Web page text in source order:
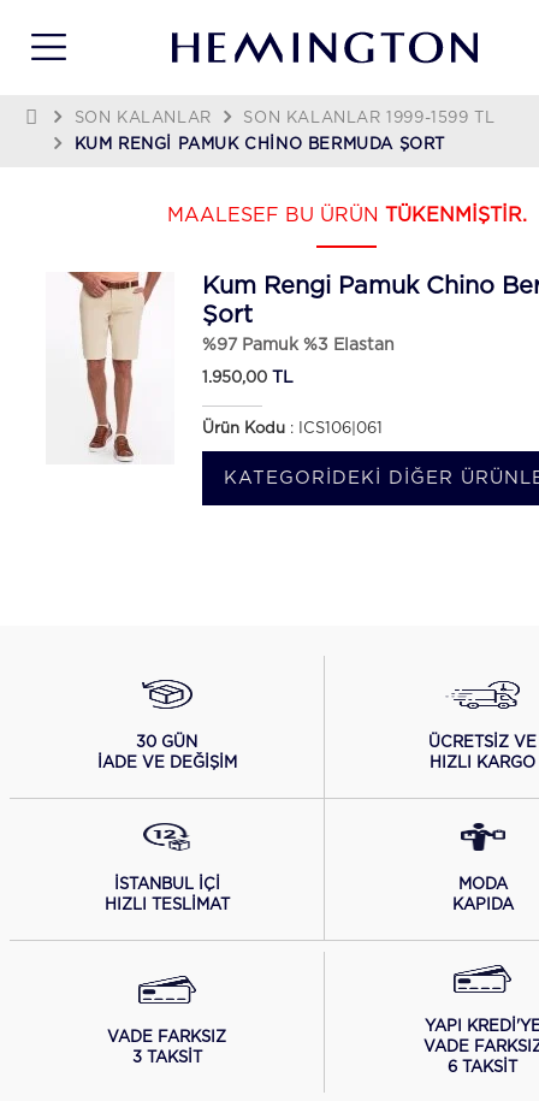
SON KALANLAR
SON KALANLAR 1999-1599 TL
KUM RENGI PAMUK CHINO BERMUDA ŞORT
MAALESEF BU ÜRÜN TÜKENMİŞTİR.
Kum Rengi Pamuk Chino
Şort
%97 Pamuk %3 Elastan
1.950,00 TL
Ürün Kodu : ICS106|061
KATEGORIDEKI DIĞER
30 GÜN
İADE VE DEĞİŞİM
ÜCRETSİZ VE
HIZLI KARGO
İSTANBUL İÇİ
HIZLI TESLİMAT
MODA
KAPIDA
VADE FARKSIZ
3 TAKSİT
YAPI
VADE
6 TAKSİT